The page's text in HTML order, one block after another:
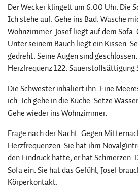
Der Wecker klingelt um 6.00 Uhr. Die
Ich stehe auf. Gehe ins Bad. Wasche
Wohnzimmer. Josef liegt auf dem
Unter seinem Bauch liegt ein Kissen.
gedreht. Seine Augen sind
Herzfrequenz 122. Sauerstoffsättigung
Die Schwester inhaliert ihn. Eine
ich. Ich gehe in die Küche. Setze
Gehe wieder ins Wohnzimmer.
Frage nach der Nacht. Gegen
Herzfrequenzen. Sie hat ihm
den Eindruck hatte, er hat Schmerzen.
Sofa ein. Sie hat das Gefühl, Josef
Körperkontakt.